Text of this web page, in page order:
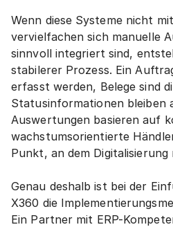
Wenn diese Systeme nicht
vervielfachen sich manuelle
sinnvoll integriert sind,
stabilerer Prozess. Ein
erfasst werden, Belege sind
Statusinformationen bleiben
Auswertungen basieren auf
wachstumsorientierte
Punkt, an dem Digitalisierung
Genau deshalb ist bei der
X360 die
Ein Partner mit ERP-